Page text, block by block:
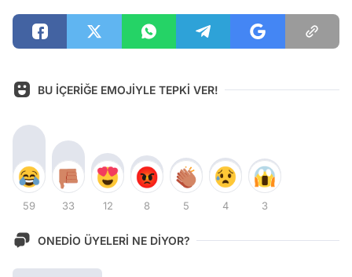
BU İÇERİĞE EMOJİYLE TEPKİ VER!
59 33 12 8 5 4 3
ONEDİO ÜYELERİ NE DİYOR?